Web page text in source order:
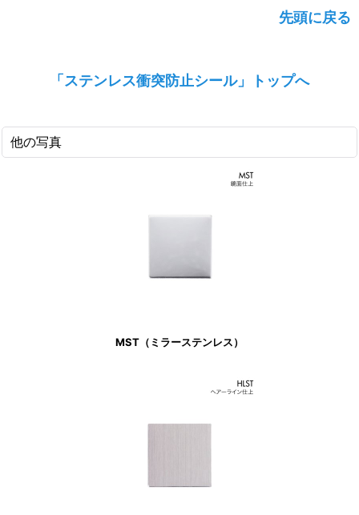
先頭に戻る
「ステンレス衝突防止シール」トップへ
他の写真
MST（ミラーステンレス）